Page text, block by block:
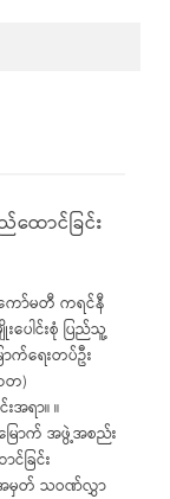
ောင်ခြင်း
ာ်မတီ ကရင်နီ
းပေါင်းစုံ ပြည်သူ့
က်ရေးတပ်ဦး
)
အရာ။ ။
ြောက် အဖွဲ့အစည်း
ခြင်း
မှတ် သဝဏ်လွှာ